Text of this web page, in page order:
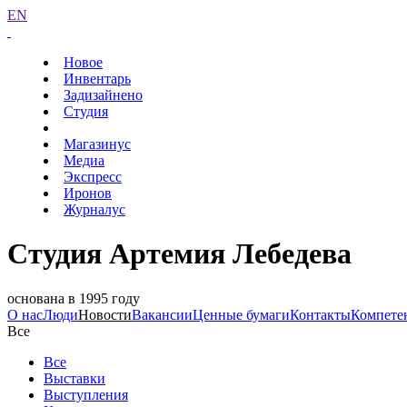
EN
Новое
Инвентарь
Задизайнено
Студия
Магазинус
Медиа
Экспресс
Иронов
Журналус
Студия Артемия Лебедева
основана в 1995 году
О насЛюдиНовостиВакансииЦенные бумагиКонтакты
Все
Все
Выставки
Выступления